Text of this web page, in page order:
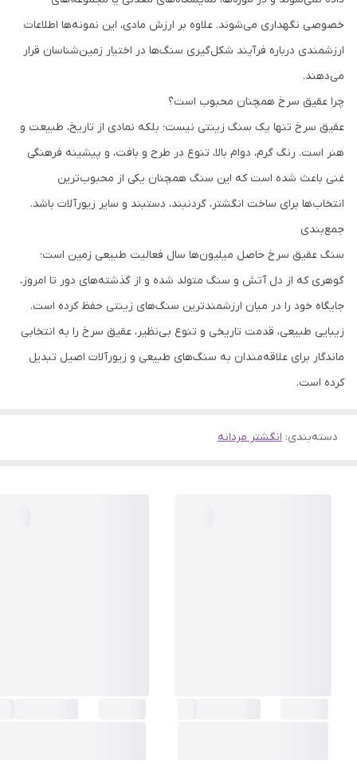
خصوصی نگهداری می‌شوند. علاوه بر ارزش مادی، این نمونه‌ها اطلاعات
ارزشمندی درباره فرآیند شکل‌گیری سنگ‌ها در اختیار زمین‌شناسان قرار
می‌دهند.
چرا عقیق سرخ همچنان محبوب است؟
عقیق سرخ تنها یک سنگ زینتی نیست؛ بلکه نمادی از تاریخ، طبیعت و
هنر است. رنگ گرم، دوام بالا، تنوع در طرح و بافت، و پیشینه فرهنگی
غنی باعث شده است که این سنگ همچنان یکی از محبوب‌ترین
انتخاب‌ها برای ساخت انگشتر، گردنبند، دستبند و سایر زیورآلات باشد.
جمع‌بندی
سنگ عقیق سرخ حاصل میلیون‌ها سال فعالیت طبیعی زمین است؛
گوهری که از دل آتش و سنگ متولد شده و از گذشته‌های دور تا امروز،
جایگاه خود را در میان ارزشمندترین سنگ‌های زینتی حفظ کرده است.
زیبایی طبیعی، قدمت تاریخی و تنوع بی‌نظیر، عقیق سرخ را به انتخابی
ماندگار برای علاقه‌مندان به سنگ‌های طبیعی و زیورآلات اصیل تبدیل
کرده است.
دسته‌بندی: انگشتر مردانه